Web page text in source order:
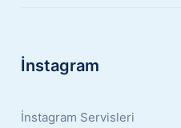
İnstagram
İnstagram Servisleri